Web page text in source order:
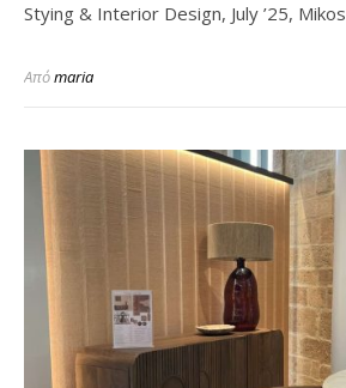
Stying & Interior Design, July ’25, Mikos
Απόmaria